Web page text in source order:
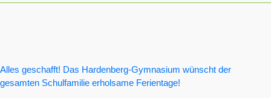
Alles geschafft! Das Hardenberg-Gymnasium wünscht der
gesamten Schulfamilie erholsame Ferientage!